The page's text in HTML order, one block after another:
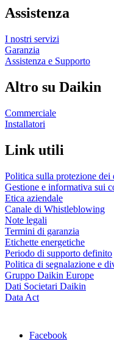
Assistenza
I nostri servizi
Garanzia
Assistenza e Supporto
Altro su Daikin
Commerciale
Installatori
Link utili
Politica sulla protezione dei
Gestione e informativa sui
Etica aziendale
Canale di Whistleblowing
Note legali
Termini di garanzia
Etichette energetiche
Periodo di supporto definito
Politica di segnalazione e
Gruppo Daikin Europe
Dati Societari Daikin
Data Act
Facebook